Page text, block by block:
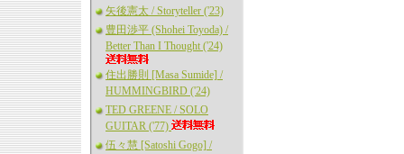
矢後憲太 / Storyteller ('23)
豊田渉平 (Shohei Toyoda) /
Better Than I Thought ('24)
住出勝則 [Masa Sumide] /
HUMMINGBIRD ('24)
TED GREENE / SOLO
GUITAR ('77)
伍々慧 [Satoshi Gogo] /